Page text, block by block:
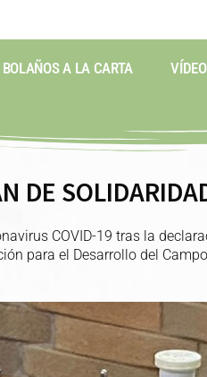
BOLAÑOS A LA CARTA
DE
COVID-19 tras la
para el Desarrollo del